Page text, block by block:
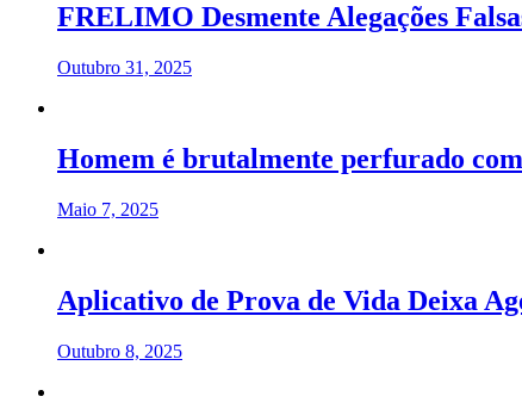
FRELIMO Desmente Alegações
Outubro 31, 2025
Homem é brutalmente perfurado
Maio 7, 2025
Aplicativo de Prova de Vida Deixa
Outubro 8, 2025